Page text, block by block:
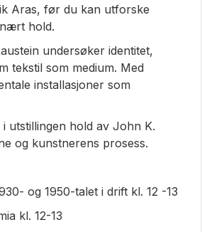
Aras, før du kan utforske
hold.
undersøker identitet,
tekstil som medium. Med
installasjoner som
utstillingen hold av John K.
og kunstnerens prosess.
og 1950-talet i drift kl. 12 -13
kl. 12-13